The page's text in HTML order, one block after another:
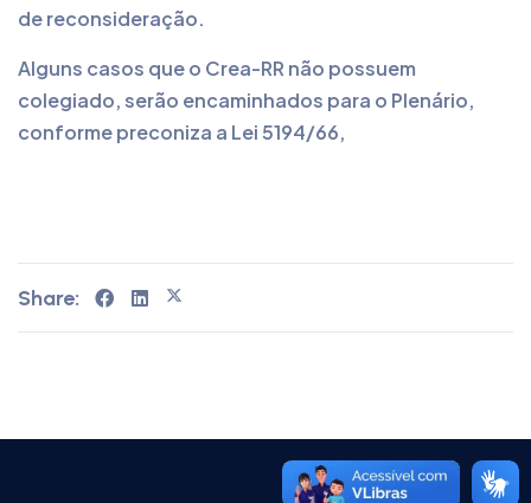
de reconsideração.
Alguns casos que o Crea-RR não possuem
colegiado, serão encaminhados para o Plenário,
conforme preconiza a Lei 5194/66,